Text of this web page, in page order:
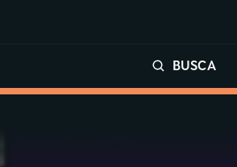
BUSCA